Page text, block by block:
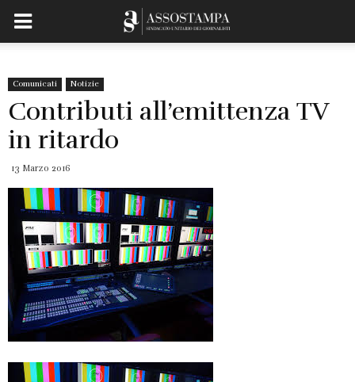
Comunicati Notizie
Contributi all’emittenza TV
in ritardo
13 Marzo 2016